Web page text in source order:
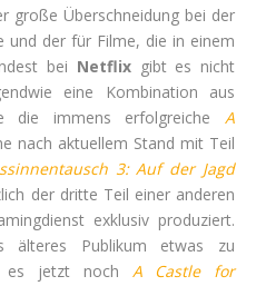
große Überschneidung bei der
und der für Filme, die in einem
bei Netflixgibt es nicht
eine Kombination aus
die immens erfolgreiche A
nach aktuellem Stand mit Teil
3: Auf der Jagd
der dritte Teil einer anderen
exklusiv produziert.
Publikum etwas zu
es jetzt noch A Castle for